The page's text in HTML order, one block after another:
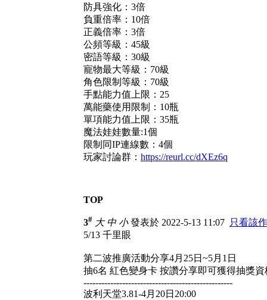
防具強化：3倍
負重倍率：10倍
正義倍率：3倍
公頻等級：45級
密語等級：30級
寵物最大等級：70級
角色限制等級：70級
手點能力值上限：25
萬能藥使用限制：10瓶
單項能力值上限：35瓶
魔法娃娃數量:1個
限制同IP連線數：4個
玩家討論群： https://reurl.cc/dXEz6q
TOP
3# 大 中 小發表於 2022-5-13 11:07 只看該
5/13 千里眼
第二波推廣活動分享4月25日~5月1日
抽6名 紅色變身卡 按讚分享即可獲得抽獎資
--------------------------------------------------
波利天堂3.81-4月20日20:00